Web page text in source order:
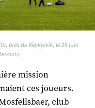
près de Reykjavik, le 28 juin
mission
ces joueurs.
club